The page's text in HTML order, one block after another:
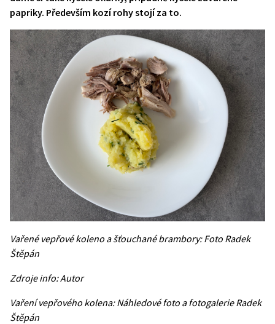
papriky. Především kozí rohy stojí za to.
Vařené vepřové koleno a šťouchané brambory: Foto Radek
Štěpán
Zdroje info: Autor
Vaření vepřového kolena: Náhledové foto a fotogalerie Radek
Štěpán